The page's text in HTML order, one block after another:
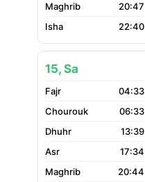
20:47
22:40
15, Sa
04:33
06:33
13:39
17:34
20:44